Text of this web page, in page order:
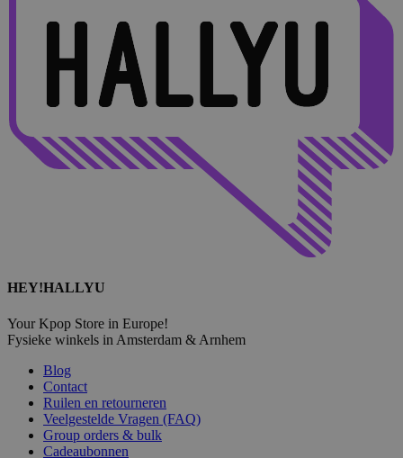
HEY!HALLYU
Your Kpop Store in Europe!
Fysieke winkels in Amsterdam & Arnhem
Blog
Contact
Ruilen en retourneren
Veelgestelde Vragen (FAQ)
Group orders & bulk
Cadeaubonnen